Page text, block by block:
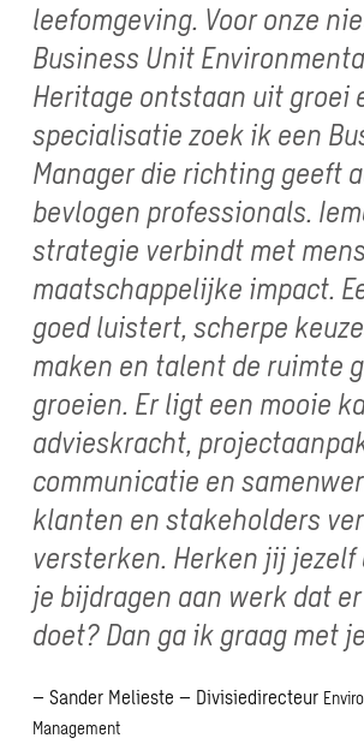
leefomgeving. Voor onze
Business Unit
Heritage ontstaan uit groei
specialisatie zoek ik een
Manager die richting geeft
bevlogen professionals.
strategie verbindt met
maatschappelijke impact.
goed luistert, scherpe
maken en talent de ruimte
groeien. Er ligt een mooie
advieskracht,
communicatie en
klanten en stakeholders
versterken. Herken jij
je bijdragen aan werk dat
doet? Dan ga ik graag met
– Sander Melieste – Divisiedirecteur
Management